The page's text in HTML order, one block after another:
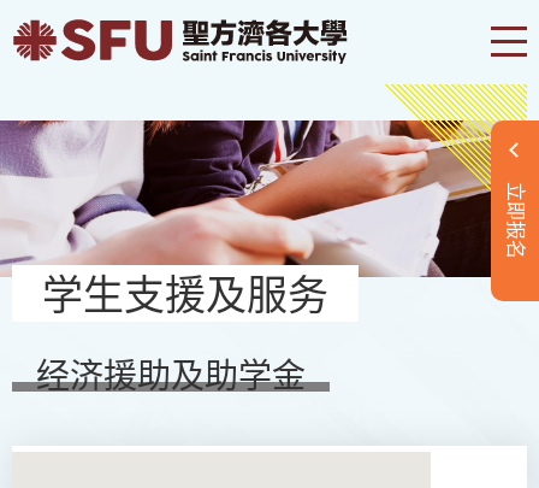
立即报名
学生支援及服务
经济援助及助学金